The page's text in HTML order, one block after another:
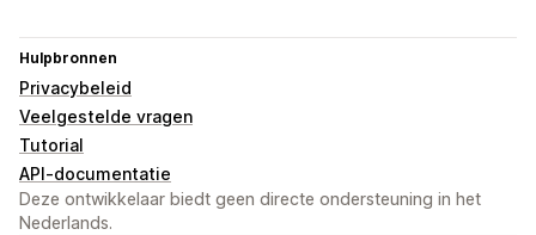
Hulpbronnen
Privacybeleid
Veelgestelde vragen
Tutorial
API-documentatie
Deze ontwikkelaar biedt geen directe ondersteuning in het
Nederlands.